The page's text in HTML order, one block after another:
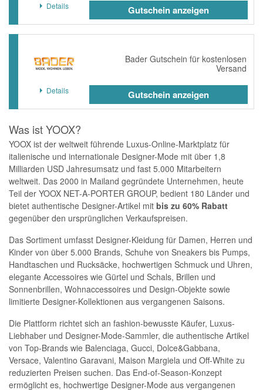
Details Gutschein anzeigen
Bader Gutschein für kostenlosen
Versand
Details Gutschein anzeigen
Was ist YOOX?
YOOX ist der weltweit führende Luxus-Online-Marktplatz für
italienische und internationale Designer-Mode mit über 1,8
Milliarden USD Jahresumsatz und fast 5.000 Mitarbeitern
weltweit. Das 2000 in Mailand gegründete Unternehmen, heute
Teil der YOOX NET-A-PORTER GROUP, bedient 180 Länder und
bietet authentische Designer-Artikel mit bis zu 60% Rabatt
gegenüber den ursprünglichen Verkaufspreisen.
Das Sortiment umfasst Designer-Kleidung für Damen, Herren und
Kinder von über 5.000 Brands, Schuhe von Sneakers bis Pumps,
Handtaschen und Rucksäcke, hochwertigen Schmuck und Uhren,
elegante Accessoires wie Gürtel und Schals, Brillen und
Sonnenbrillen, Wohnaccessoires und Design-Objekte sowie
limitierte Designer-Kollektionen aus vergangenen Saisons.
Die Plattform richtet sich an fashion-bewusste Käufer, Luxus-
Liebhaber und Designer-Mode-Sammler, die authentische Artikel
von Top-Brands wie Balenciaga, Gucci, Dolce&Gabbana,
Versace, Valentino Garavani, Maison Margiela und Off-White zu
reduzierten Preisen suchen. Das End-of-Season-Konzept
ermöglicht es, hochwertige Designer-Mode aus vergangenen